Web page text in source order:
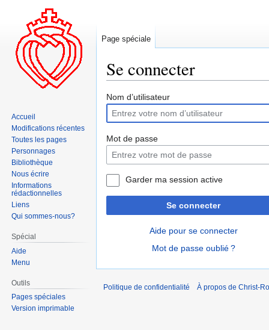
Se connecter
Aller
la
navigation
Aller
la
recherche
Nom d’utilisateur
Mot de passe
Garder ma session active
Se connecter
Aide pour se connecter
Mot de passe oublié ?
Page spéciale
Accueil
Modifications récentes
Toutes les pages
Personnages
Bibliothèque
Nous écrire
Informations
rédactionnelles
Liens
Qui sommes-nous?
Spécial
Aide
Menu
Outils
Pages spéciales
Version imprimable
Politique de confidentialité À propos de Christ-